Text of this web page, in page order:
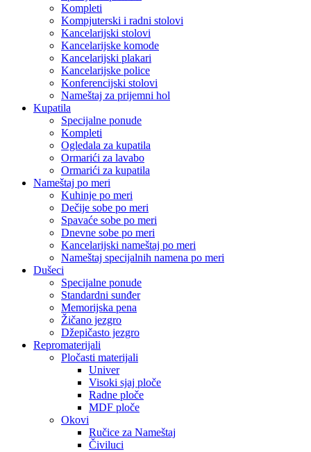
Kompleti
Kompjuterski i radni stolovi
Kancelarijski stolovi
Kancelarijske komode
Kancelarijski plakari
Kancelarijske police
Konferencijski stolovi
Nameštaj za prijemni hol
Kupatila
Specijalne ponude
Kompleti
Ogledala za kupatila
Ormarići za lavabo
Ormarići za kupatila
Nameštaj po meri
Kuhinje po meri
Dečije sobe po meri
Spavaće sobe po meri
Dnevne sobe po meri
Kancelarijski nameštaj po meri
Nameštaj specijalnih namena po meri
Dušeci
Specijalne ponude
Standardni sunđer
Memorijska pena
Žičano jezgro
Džepičasto jezgro
Repromaterijali
Pločasti materijali
Univer
Visoki sjaj ploče
Radne ploče
MDF ploče
Okovi
Ručice za Nameštaj
Čiviluci